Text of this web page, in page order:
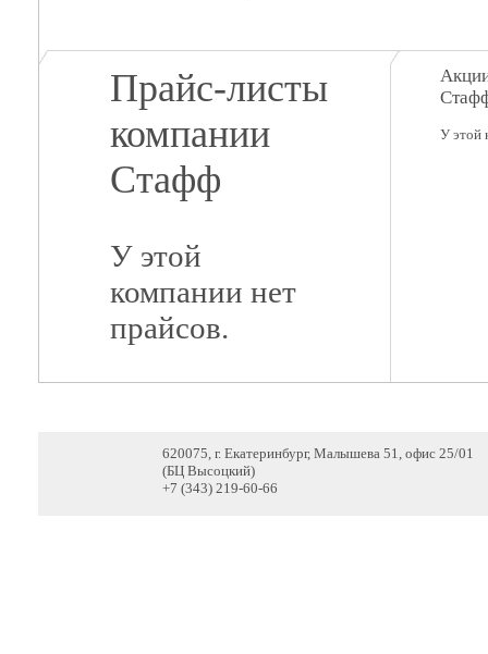
Прайс-листы
компании
Стафф
У этой
компании нет
прайсов.
У этой
620075, г. Екатеринбург, Малышева 51, офис 25/01
(БЦ Высоцкий)
+7 (343) 219-60-66